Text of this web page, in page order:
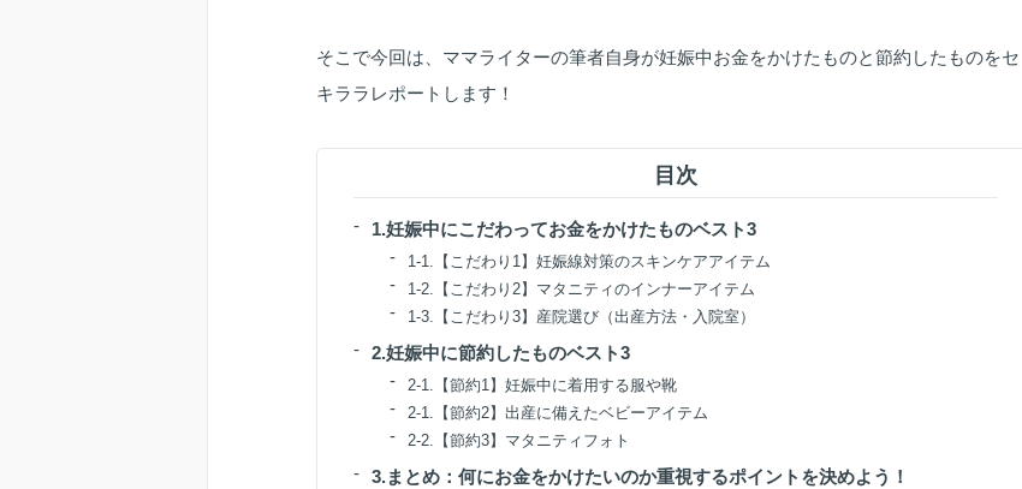
そこで今回は、ママライターの筆者自身が妊娠中お金をかけたものと節約したものをセ
キララレポートします！
目次
1.妊娠中にこだわってお金をかけたものベスト3
1-1.【こだわり1】妊娠線対策のスキンケアアイテム
1-2.【こだわり2】マタニティのインナーアイテム
1-3.【こだわり3】産院選び（出産方法・入院室）
2.妊娠中に節約したものベスト3
2-1.【節約1】妊娠中に着用する服や靴
2-1.【節約2】出産に備えたベビーアイテム
2-2.【節約3】マタニティフォト
3.まとめ：何にお金をかけたいのか重視するポイントを決めよう！